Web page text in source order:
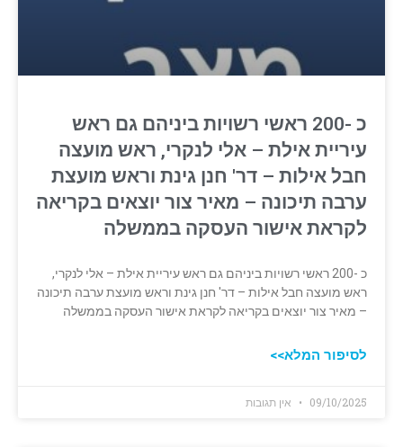
כ -200 ראשי רשויות ביניהם גם ראש
עיריית אילת – אלי לנקרי, ראש מועצה
חבל אילות – דר' חנן גינת וראש מועצת
ערבה תיכונה – מאיר צור יוצאים בקריאה
לקראת אישור העסקה בממשלה
כ -200 ראשי רשויות ביניהם גם ראש עיריית אילת – אלי לנקרי,
ראש מועצה חבל אילות – דר' חנן גינת וראש מועצת ערבה תיכונה
– מאיר צור יוצאים בקריאה לקראת אישור העסקה בממשלה
לסיפור המלא>>
09/10/2025 אין תגובות